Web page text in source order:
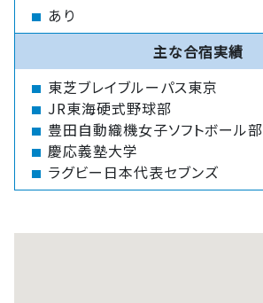
あり
主な合宿実績
東芝ブレイブルーパス東京
JR東海硬式野球部
豊田自動織機女子ソフトボール部
慶応義塾大学
ラグビー日本代表セブンズ